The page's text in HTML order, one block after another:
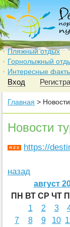
Пляжный отдых
Горнолыжный
Интересные
Вход
Главная >
Новости
https://
назад
август
ПН ВТ СР ЧТ
1
2 3
7
8 9 10